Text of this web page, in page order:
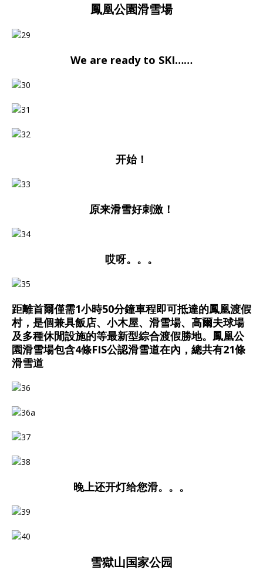
鳳凰公園滑雪場
We are ready to SKI……
开始！
原来滑雪好刺激！
哎呀。。。
距離首爾僅需1小時50分鐘車程即可抵達的鳳凰渡假
村，是個兼具飯店、小木屋、滑雪場、高爾夫球場
及多種休閒設施的等最新型綜合渡假勝地。鳳凰公
園滑雪場包含4條FIS公認滑雪道在內，總共有21條
滑雪道
晚上还开灯给您滑。。。
雪獄山国家公园